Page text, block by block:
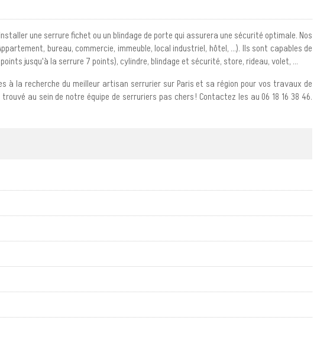
une serrure fichet ou un blindage de porte qui assurera une sécurité optimale. Nos
bureau, commercie, immeuble, local industriel, hôtel, ...). Ils sont capables de
jusqu'à la serrure 7 points), cylindre, blindage et sécurité, store, rideau, volet, ...
la recherche du meilleur artisan serrurier sur Paris et sa région pour vos travaux de
au sein de notre équipe de serruriers pas chers ! Contactez les au 06 18 16 38 46.